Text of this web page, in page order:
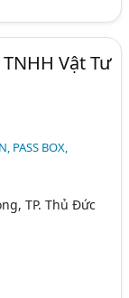
Vật Tư
PASS BOX,
TP. Thủ Đức